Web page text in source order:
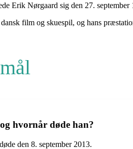
Erik Nørgaard sig den 27.
film og skuespil, og hans
hvornår døde han?
den 8. september 2013.